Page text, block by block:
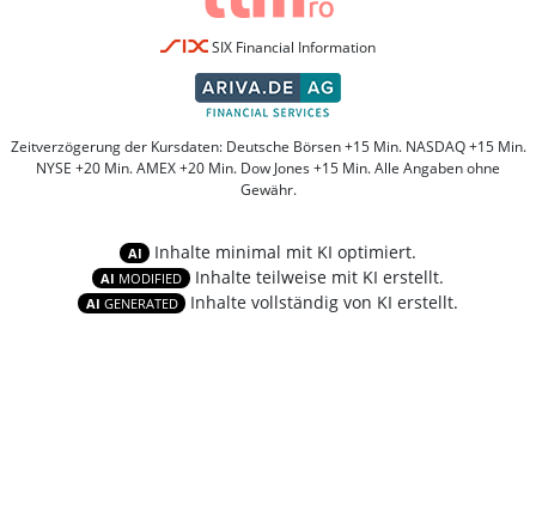
SIX Financial Information
Zeitverzögerung der Kursdaten: Deutsche Börsen +15 Min. NASDAQ +15 Min.
NYSE +20 Min. AMEX +20 Min. Dow Jones +15 Min. Alle Angaben ohne
Gewähr.
AI Inhalte minimal mit KI optimiert.
AI MODIFIED Inhalte teilweise mit KI erstellt.
AI GENERATED Inhalte vollständig von KI erstellt.